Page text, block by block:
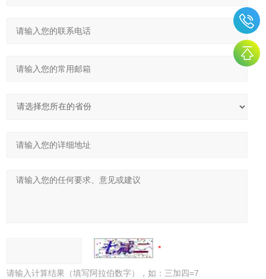
请输入计算结果（填写阿拉伯数字），如：三加四=7